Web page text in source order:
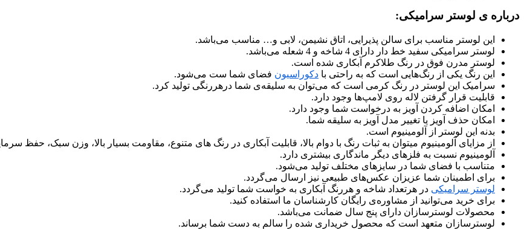
درباره ی لوستر سرامیکی:
این لوستر مناسب برای سالن پذیرایی، اتاق نشیمن، لابی و… مناسب می‌باشد.
لوستر سرامیکی سفید خط دار دارای 4 شاخه و 4 شعله می‌باشد.
لوستر مدرن فوق در رنگ طلاکرم آبکاری شده است.
این رنگ یکی از رنگ‌هایی است که به راحتی با دکوراسیون فضای شما ست می‌شود.
سرامیک این لوستر در رنگ کرمی است که می‌توان به سلیقه‌ی شما درهررنگی تولید کرد.
قابلیت قرار گرفتن لاله روی لامپ‌ها وجود دارد.
امکان اضافه کردن آویز به درخواست شما وجود دارد.
امکان حذف آویز یا تغییر مدل آویز به سلیقه شما.
بدنه این لوستر از آلومینیوم است.
از مزایای آلومینیوم میتوان به ثبات رنگ با دوام بالا، قابلیت آبکاری در رنگ های متنوع، مقاومت بسیار بالا، وزن سبک، حفظ
آلومینیوم نسبت به فلزهای دیگر ماندگاری بیشتری دارد.
متناسب با فضای شما در سایزهای مختلف تولید می‌شود.
برای اطمینان شما عزیزان عکس‌های طبیعی نیز ارسال می‌گردد.
لوستر سرامیکی در هرتعداد شاخه و هررنگ آبکاری به خواست شما تولید می‌گردد.
برای خرید می‌توانید از مشاوره‌ی رایگان کارشناسان ما استفاده کنید.
محصولات لوسترسازان دارای پنج سال ضمانت می‌باشد.
لوسترسازان متعهد است که محصول خریداری شده را سالم به دست شما برساند.